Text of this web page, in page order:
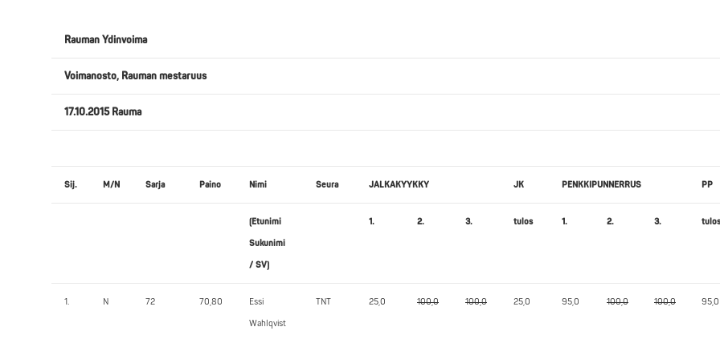
Rauman Ydinvoima
Voimanosto, Rauman mestaruus
17.10.2015 Rauma
Sij. M/N Sarja Paino Nimi Seura JALKAKYYKKY JK PENKKIPUNNERRUS PP
(Etunimi
Sukunimi
/ SV)
1. 2. 3. tulos 1. 2. 3. tulos
1. N 72 70,80 Essi
Wahlqvist
TNT 25,0 100,0 100,0 25,0 95,0 100,0 100,0 95,0